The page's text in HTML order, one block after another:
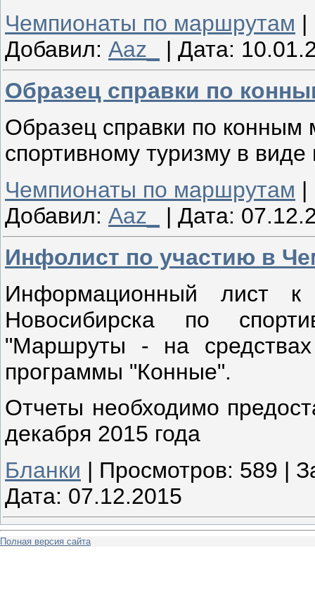
Чемпионаты по маршрутам |
Добавил: Aaz_ | Дата:
Образец справки по
Образец справки по
спортивному туризму в
Чемпионаты по маршрутам |
Добавил: Aaz_ | Дата:
Инфолист по участию в
Информационный лист к
Новосибирска по
"Маршруты - на
программы "Конные".
Отчеты необходимо
декабря 2015 года
Бланки | Просмотров: 589 |
Дата: 07.12.2015
Полная версия сайта